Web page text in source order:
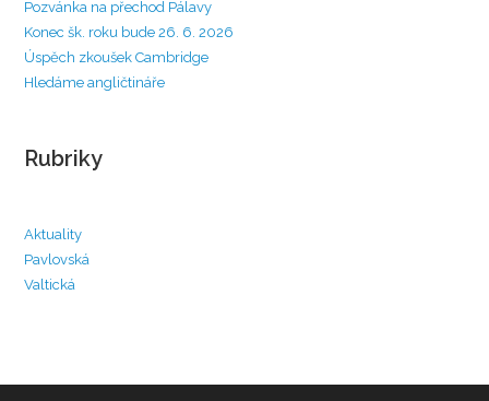
Pozvánka na přechod Pálavy
Konec šk. roku bude 26. 6. 2026
Úspěch zkoušek Cambridge
Hledáme angličtináře
Rubriky
Aktuality
Pavlovská
Valtická